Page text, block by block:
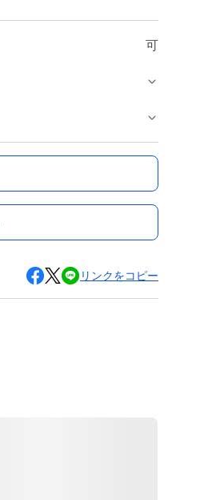
可
リンクをコピー